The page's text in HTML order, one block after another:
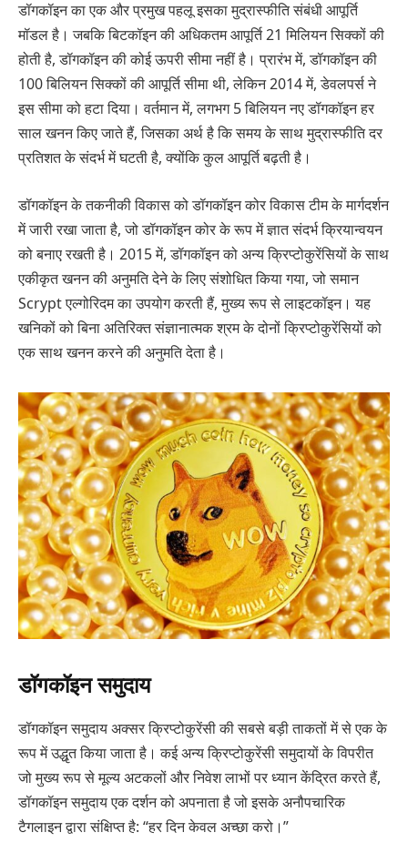
डॉगकॉइन का एक और प्रमुख पहलू इसका मुद्रास्फीति संबंधी आपूर्ति
मॉडल है। जबकि बिटकॉइन की अधिकतम आपूर्ति 21 मिलियन सिक्कों की
होती है, डॉगकॉइन की कोई ऊपरी सीमा नहीं है। प्रारंभ में, डॉगकॉइन की
100 बिलियन सिक्कों की आपूर्ति सीमा थी, लेकिन 2014 में, डेवलपर्स ने
इस सीमा को हटा दिया। वर्तमान में, लगभग 5 बिलियन नए डॉगकॉइन हर
साल खनन किए जाते हैं, जिसका अर्थ है कि समय के साथ मुद्रास्फीति दर
प्रतिशत के संदर्भ में घटती है, क्योंकि कुल आपूर्ति बढ़ती है।
डॉगकॉइन के तकनीकी विकास को डॉगकॉइन कोर विकास टीम के मार्गदर्शन
में जारी रखा जाता है, जो डॉगकॉइन कोर के रूप में ज्ञात संदर्भ क्रियान्वयन
को बनाए रखती है। 2015 में, डॉगकॉइन को अन्य क्रिप्टोकुरेंसियों के साथ
एकीकृत खनन की अनुमति देने के लिए संशोधित किया गया, जो समान
Scrypt एल्गोरिदम का उपयोग करती हैं, मुख्य रूप से लाइटकॉइन। यह
खनिकों को बिना अतिरिक्त संज्ञानात्मक श्रम के दोनों क्रिप्टोकुरेंसियों को
एक साथ खनन करने की अनुमति देता है।
डॉगकॉइन समुदाय
डॉगकॉइन समुदाय अक्सर क्रिप्टोकुरेंसी की सबसे बड़ी ताकतों में से एक के
रूप में उद्धृत किया जाता है। कई अन्य क्रिप्टोकुरेंसी समुदायों के विपरीत
जो मुख्य रूप से मूल्य अटकलों और निवेश लाभों पर ध्यान केंद्रित करते हैं,
डॉगकॉइन समुदाय एक दर्शन को अपनाता है जो इसके अनौपचारिक
टैगलाइन द्वारा संक्षिप्त है: “हर दिन केवल अच्छा करो।”